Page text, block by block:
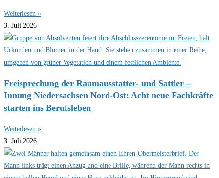
Weiterlesen »
3. Juli 2026
Freisprechung der Raumausstatter- und Sattler –
Innung Niedersachsen Nord-Ost: Acht neue Fachkräfte
starten ins Berufsleben
Weiterlesen »
3. Juli 2026